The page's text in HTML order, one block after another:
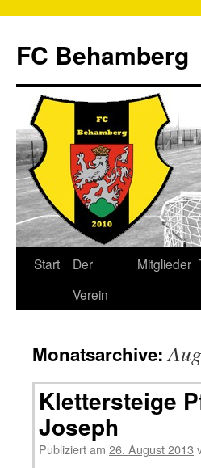
FC Behamberg
Start
Der
Verein
Mitglieder
Monatsarchive:
Klettersteige
Joseph
Publiziert am 26. August 2013